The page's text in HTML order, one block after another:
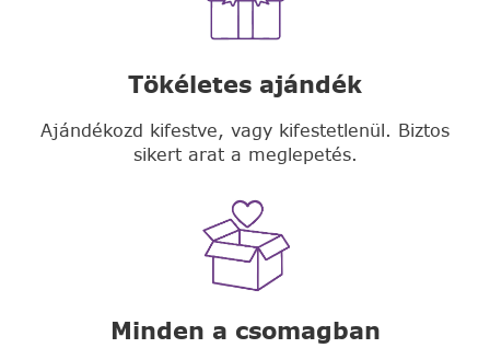
Tökéletes ajándék
Ajándékozd kifestve, vagy kifestetlenül. Biztos
sikert arat a meglepetés.
Minden a csomagban